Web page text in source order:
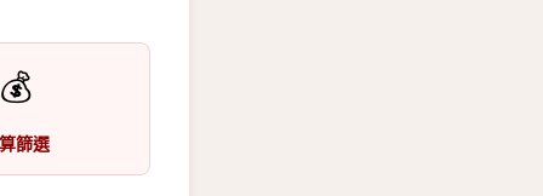
💰
篩選